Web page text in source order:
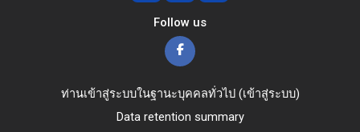
Follow us
ท่านเข้าสู่ระบบในฐานะบุคคลทั่วไป (เข้าสู่ระบบ)
Data retention summary